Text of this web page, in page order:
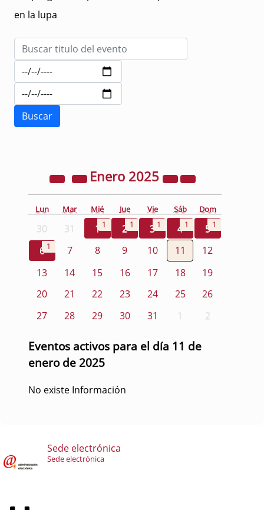
en la lupa
Enero 2025
Lun Mar Mié Jue Vie Sáb Dom
30 31 1 1 2 1 3 1 4 1 5 1
6 1 7 8 9 10 11
12
13
14 15 16 17 18
19
20
21 22 23 24 25
26
27
28 29 30 31 1 2
Eventos activos para el día 11 de
enero de 2025
No existe Información
Sede electrónica
Sede electrónica